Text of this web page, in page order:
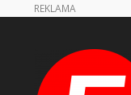
REKLAMA